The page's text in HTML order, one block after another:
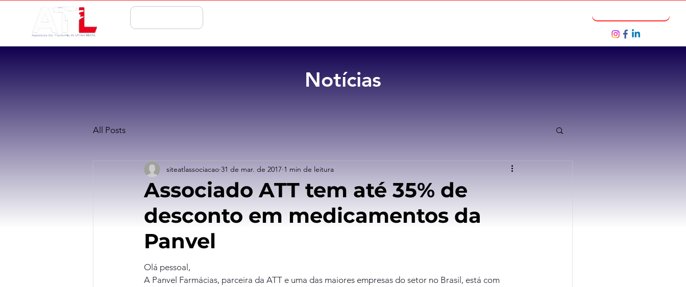
Notícias
All Posts
Associado ATT tem até 35% de
desconto em medicamentos da
Panvel
siteatlassociacao 31 de mar. de 2017 1 min de leitura
Olá pessoal,
A Panvel Farmácias, parceira da ATT e uma das maiores empresas do setor no Brasil, está com